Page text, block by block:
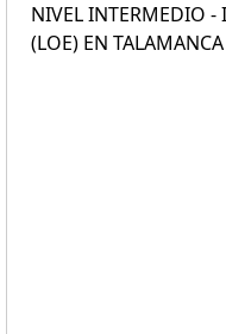
NIVEL INTERMEDIO
(LOE) EN